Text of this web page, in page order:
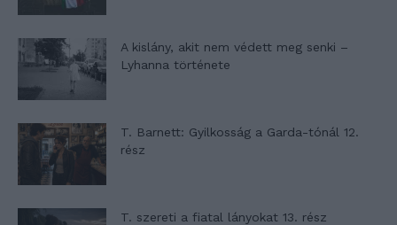
A kislány, akit nem védett meg senki –
Lyhanna története
T. Barnett: Gyilkosság a Garda-tónál 12.
rész
T. szereti a fiatal lányokat 13. rész